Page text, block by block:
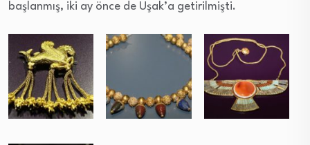
başlanmış, iki ay önce de Uşak’a getirilmişti.